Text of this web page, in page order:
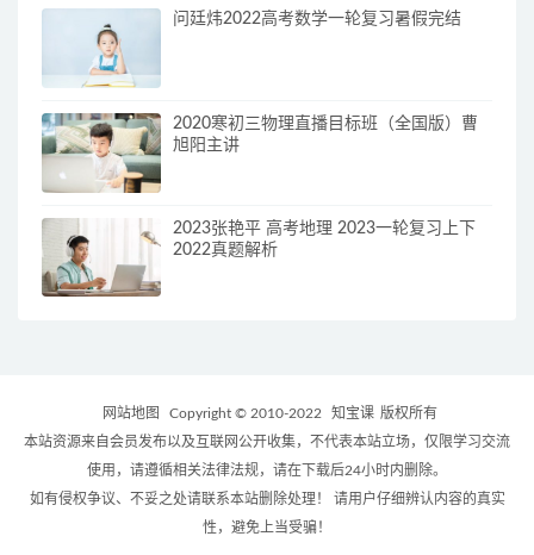
问廷炜2022高考数学一轮复习暑假完结
2020寒初三物理直播目标班（全国版）曹
旭阳主讲
2023张艳平 高考地理 2023一轮复习上下
2022真题解析
网站地图 Copyright © 2010-2022 知宝课 版权所有
本站资源来自会员发布以及互联网公开收集，不代表本站立场，仅限学习交流
使用，请遵循相关法律法规，请在下载后24小时内删除。
如有侵权争议、不妥之处请联系本站删除处理！ 请用户仔细辨认内容的真实
性，避免上当受骗！